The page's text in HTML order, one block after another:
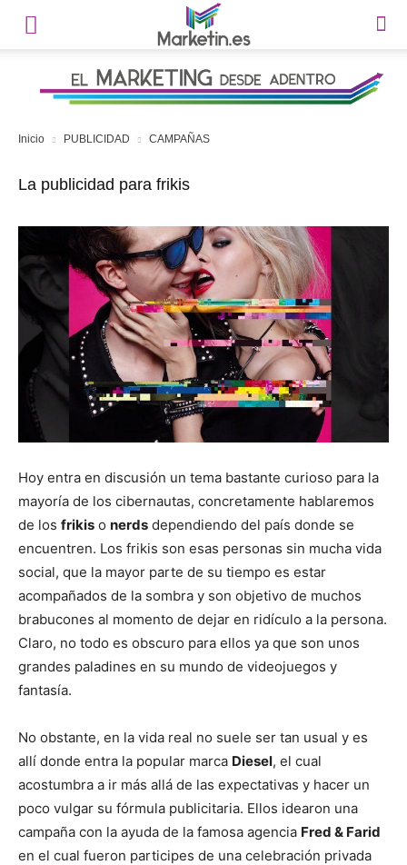
Inicio PUBLICIDAD CAMPAÑAS
La publicidad para frikis
Hoy entra en discusión un tema bastante curioso para la
mayoría de los cibernautas, concretamente hablaremos
de los frikis o nerds dependiendo del país donde se
encuentren. Los frikis son esas personas sin mucha vida
social, que la mayor parte de su tiempo es estar
acompañados de la sombra y son objetivo de muchos
brabucones al momento de dejar en ridículo a la persona.
Claro, no todo es obscuro para ellos ya que son unos
grandes paladines en su mundo de videojuegos y
fantasía.
No obstante, en la vida real no suele ser tan usual y es
allí donde entra la popular marca Diesel, el cual
acostumbra a ir más allá de las expectativas y hacer un
poco vulgar su fórmula publicitaria. Ellos idearon una
campaña con la ayuda de la famosa agencia Fred & Farid
en el cual fueron participes de una celebración privada